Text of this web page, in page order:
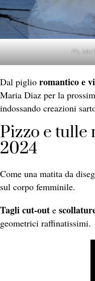
Ph.
Dal piglio romantico e
Maria Diaz per la
indossando creazioni
Pizzo e tulle
2024
Come una matita da
sul corpo femminile.
Tagli cut-out e
geometrici raffinatissimi.